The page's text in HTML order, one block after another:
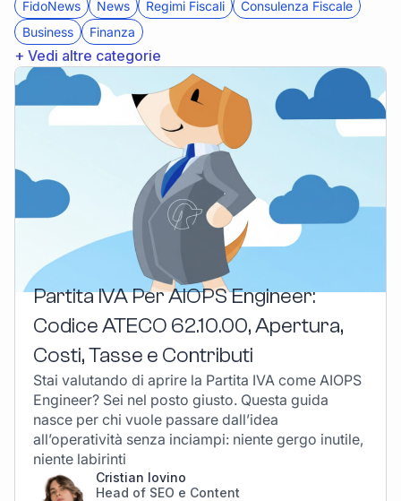
Partita IVA Per AIOPS Engineer:
Codice ATECO 62.10.00, Apertura,
Costi, Tasse e Contributi
Stai valutando di aprire la Partita IVA come AIOPS
Engineer? Sei nel posto giusto. Questa guida
nasce per chi vuole passare dall’idea
all’operatività senza inciampi: niente gergo inutile,
niente labirinti
Cristian Iovino
Head of SEO e Content
FidoNews News Regimi Fiscali
Consulenza Fiscale
Business
Finanza
+ Vedi altre categorie